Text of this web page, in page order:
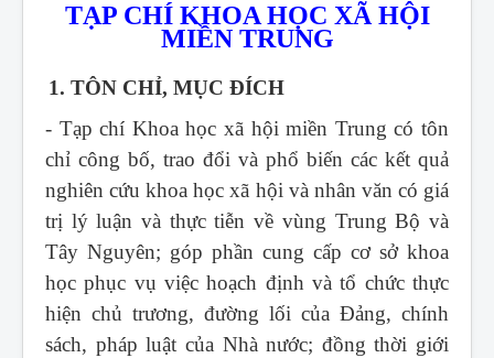
TẠP CHÍ KHOA HỌC XÃ HỘI
MIỀN TRUNG
1. TÔN CHỈ, MỤC ĐÍCH
- Tạp chí Khoa học xã hội miền Trung có tôn
chỉ công bố, trao đổi và phổ biến các kết quả
nghiên cứu khoa học xã hội và nhân văn có giá
trị lý luận và thực tiễn về vùng Trung Bộ và
Tây Nguyên; góp phần cung cấp cơ sở khoa
học phục vụ việc hoạch định và tổ chức thực
hiện chủ trương, đường lối của Đảng, chính
sách, pháp luật của Nhà nước; đồng thời giới